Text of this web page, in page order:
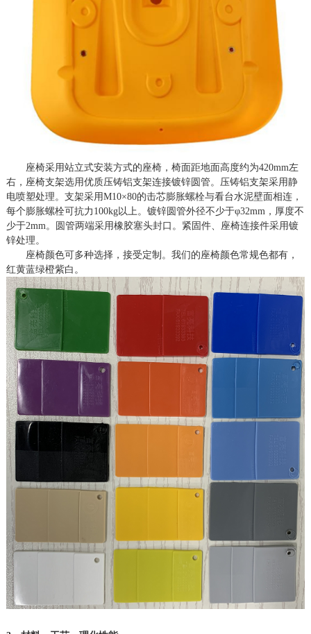
座椅采用站立式安装方式的座椅，椅面距地面高度约为420mm左
右，座椅支架选用优质压铸铝支架连接镀锌圆管。压铸铝支架采用静
电喷塑处理。支架采用M10×80的击芯膨胀螺栓与看台水泥壁面相连，
每个膨胀螺栓可抗力 100kg以上。镀锌圆管外径不少于φ32mm，厚度不
少于2mm。圆管两端采用橡胶塞头封口。紧固件、座椅连接件采用镀
锌处理。
座椅颜色可多种选择，接受定制。我们的座椅颜色常规色都有，
红黄蓝绿橙紫白。